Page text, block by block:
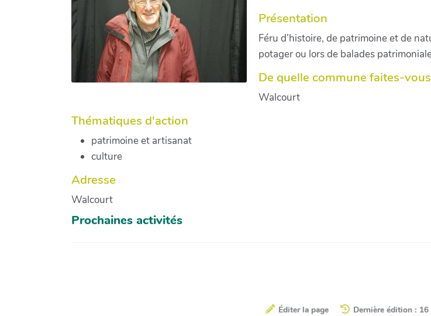
Présentation
Féru d’histoire, de patrimoine et de
potager ou lors de balades
De quelle commune faites-
Walcourt
Thématiques d'action
patrimoine et artisanat
culture
Adresse
Walcourt
Prochaines activités
Éditer la page Dernière édition : 16